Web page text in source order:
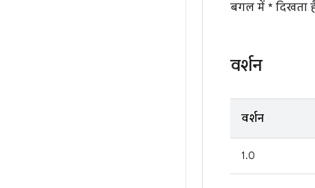
बगल में * दिखता
वर्शन
वर्शन
1.0